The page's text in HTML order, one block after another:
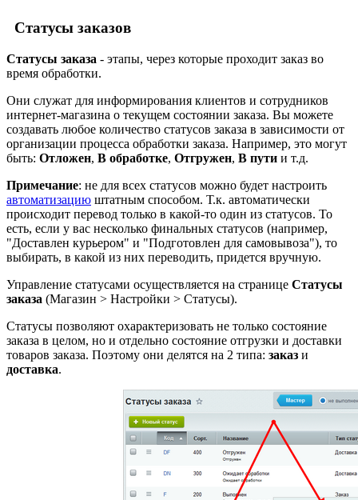
Статусы заказов
Статусы заказа - этапы, через которые проходит заказ во
время обработки.
Они служат для информирования клиентов и сотрудников
интернет-магазина о текущем состоянии заказа. Вы можете
создавать любое количество статусов заказа в зависимости от
организации процесса обработки заказа. Например, это могут
быть: Отложен, В обработке, Отгружен, В пути и т.д.
Примечание: не для всех статусов можно будет настроить
автоматизацию штатным способом. Т.к. автоматически
происходит перевод только в какой-то один из статусов. То
есть, если у вас несколько финальных статусов (например,
"Доставлен курьером" и "Подготовлен для самовывоза"), то
выбирать, в какой из них переводить, придется вручную.
Управление статусами осуществляется на странице Статусы
заказа (Магазин > Настройки > Статусы).
Статусы позволяют охарактеризовать не только состояние
заказа в целом, но и отдельно состояние отгрузки и доставки
товаров заказа. Поэтому они делятся на 2 типа: заказ и
доставка.